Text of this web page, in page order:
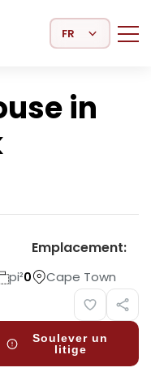
Select Language
in
pi²0
Emplacement:
Cape Town
Soulever un
litige